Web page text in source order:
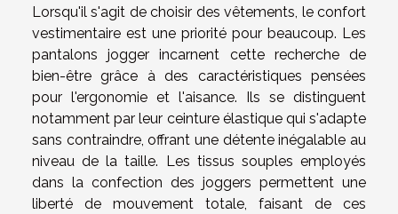
Lorsqu'il s'agit de choisir des vêtements, le confort
vestimentaire est une priorité pour beaucoup. Les
pantalons jogger incarnent cette recherche de
bien-être grâce à des caractéristiques pensées
pour l'ergonomie et l'aisance. Ils se distinguent
notamment par leur ceinture élastique qui s'adapte
sans contraindre, offrant une détente inégalable au
niveau de la taille. Les tissus souples employés
dans la confection des joggers permettent une
liberté de mouvement totale, faisant de ces